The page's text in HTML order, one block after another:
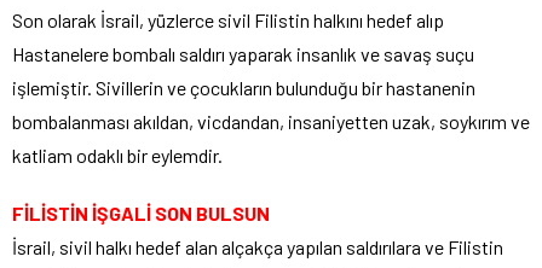
Son olarak İsrail, yüzlerce sivil Filistin halkını hedef alıp
Hastanelere bombalı saldırı yaparak insanlık ve savaş suçu
işlemiştir. Sivillerin ve çocukların bulunduğu bir hastanenin
bombalanması akıldan, vicdandan, insaniyetten uzak, soykırım ve
katliam odaklı bir eylemdir.
FİLİSTİN İŞGALİ SON BULSUN
İsrail, sivil halkı hedef alan alçakça yapılan saldırılara ve Filistin